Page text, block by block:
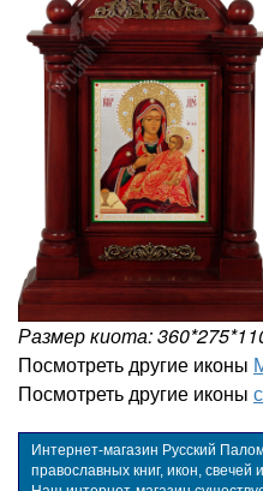
Размер киота:
Посмотреть другие иконы
Посмотреть другие иконы
Интернет-магазин Русский
православных книг, икон, свечей